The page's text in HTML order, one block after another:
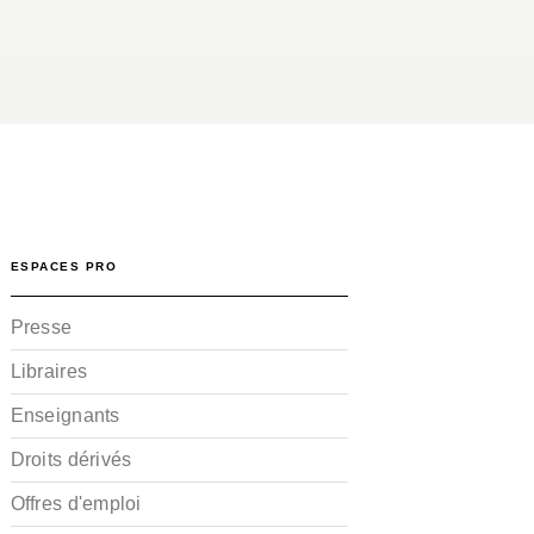
ESPACES PRO
Presse
Libraires
Enseignants
Droits dérivés
Offres d'emploi